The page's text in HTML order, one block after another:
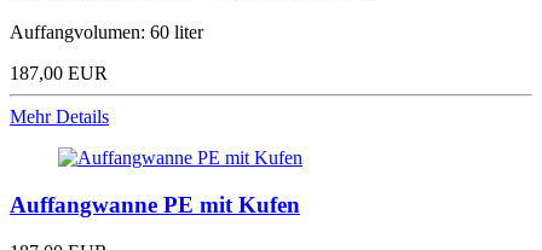
Auffangvolumen: 60 liter
187,00 EUR
Mehr Details
Auffangwanne PE mit Kufen